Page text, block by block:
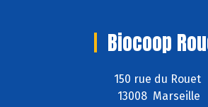
Biocoop
150 rue du Rouet
13008 Marseille